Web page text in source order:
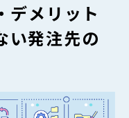
デメリット
い発注先の